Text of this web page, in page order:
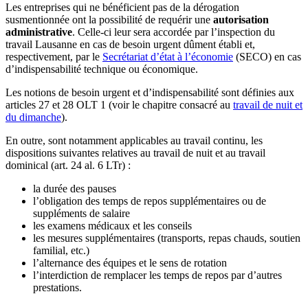
Les entreprises qui ne bénéficient pas de la dérogation
susmentionnée ont la possibilité de requérir une autorisation
administrative. Celle-ci leur sera accordée par l’inspection du
travail Lausanne en cas de besoin urgent dûment établi et,
respectivement, par le Secrétariat d’état à l’économie (SECO) en cas
d’indispensabilité technique ou économique.
Les notions de besoin urgent et d’indispensabilité sont définies aux
articles 27 et 28 OLT 1 (voir le chapitre consacré au travail de nuit et
du dimanche).
En outre, sont notamment applicables au travail continu, les
dispositions suivantes relatives au travail de nuit et au travail
dominical (art. 24 al. 6 LTr) :
la durée des pauses
l’obligation des temps de repos supplémentaires ou de
suppléments de salaire
les examens médicaux et les conseils
les mesures supplémentaires (transports, repas chauds, soutien
familial, etc.)
l’alternance des équipes et le sens de rotation
l’interdiction de remplacer les temps de repos par d’autres
prestations.